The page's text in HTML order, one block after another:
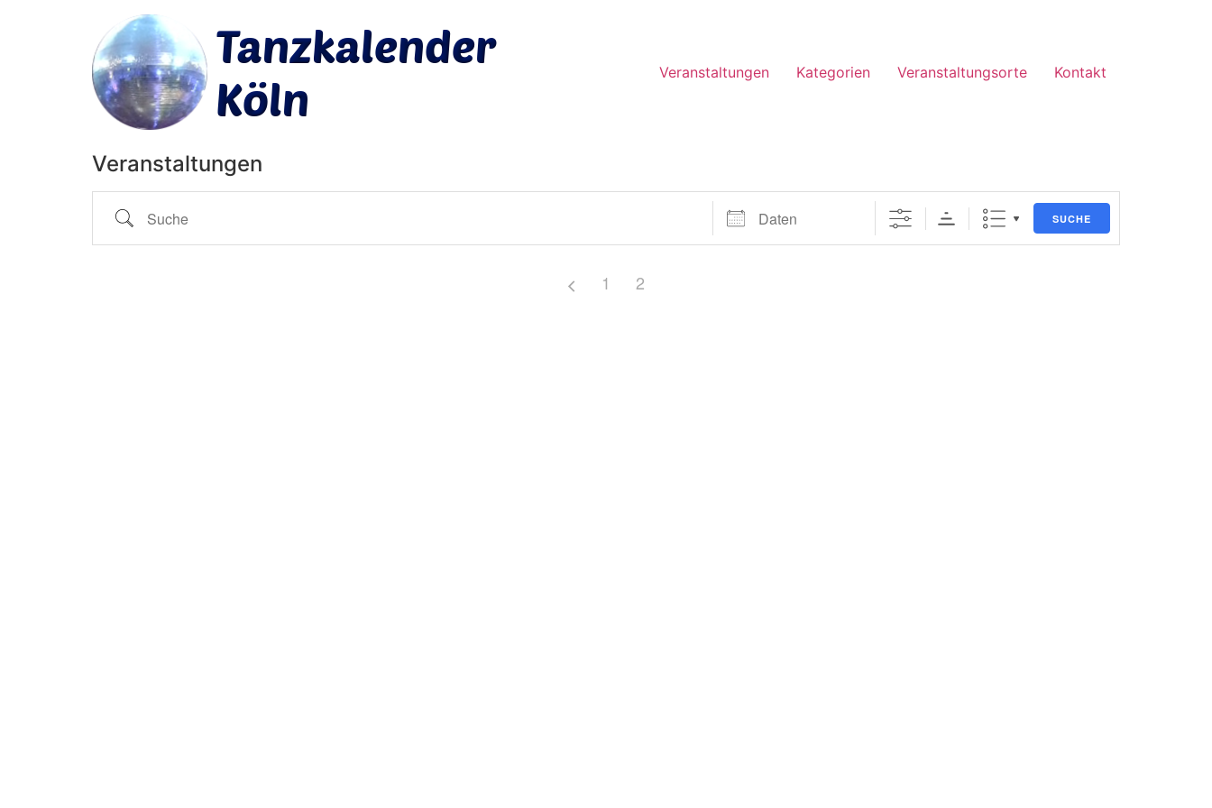
Veranstaltungen Kategorien Veranstaltungsorte Kontakt
Veranstaltungen
SUCHE
1 2